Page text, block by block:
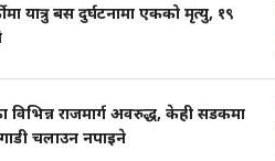
यात्रु बस दुर्घटनामा एकको मृत्यु, १९
विभिन्न राजमार्ग अवरुद्ध, केही सडकमा
गाडी चलाउन नपाइने